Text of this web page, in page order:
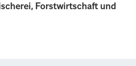
Forstwirtschaft und